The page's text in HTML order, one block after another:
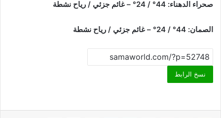
صحراء الدهناء: 44° / 24° – غائم جزئي / رياح نشطة
الصمان: 44° / 24° – غائم جزئي / رياح نشطة
نسخ الرابط